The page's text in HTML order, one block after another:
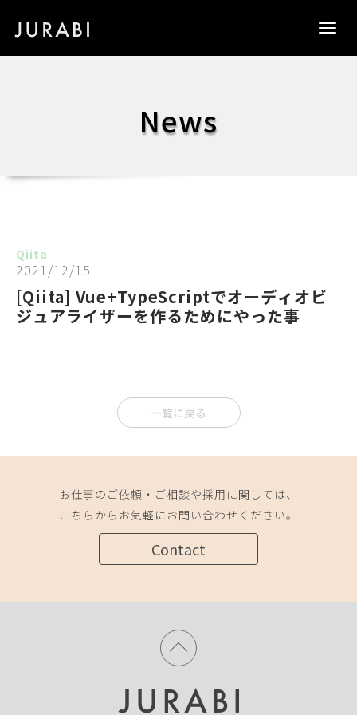
News
Qiita
2021/12/15
[Qiita] Vue+TypeScriptでオーディオビ
ジュアライザーを作るためにやった事
一覧に戻る
お仕事のご依頼・ご相談や採用に関しては、
こちらからお気軽にお問い合わせください。
Contact